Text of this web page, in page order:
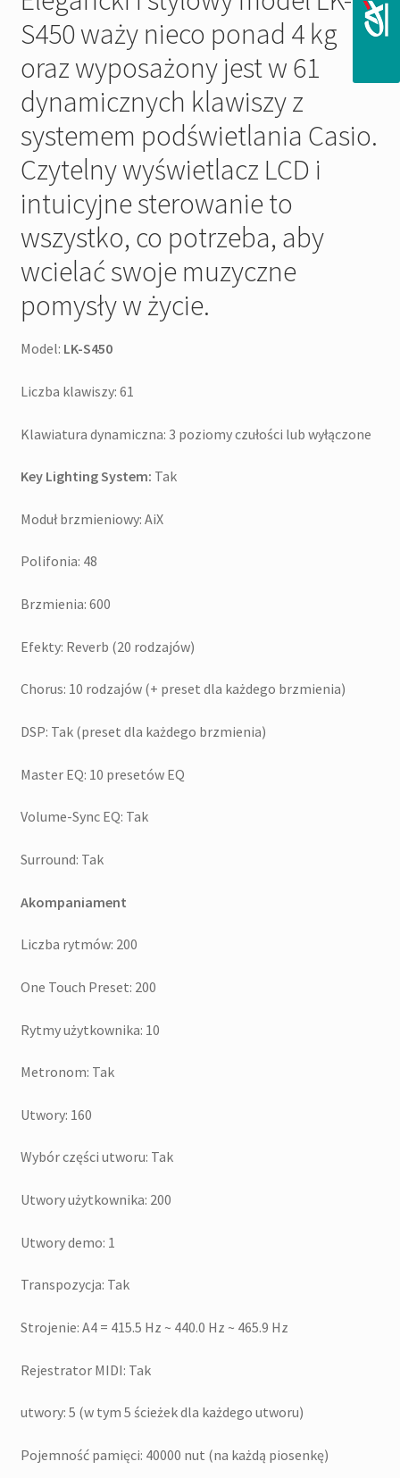
S450 waży nieco ponad 4 kg
oraz wyposażony jest w 61
dynamicznych klawiszy z
systemem podświetlania Casio.
Czytelny wyświetlacz LCD i
intuicyjne sterowanie to
wszystko, co potrzeba, aby
wcielać swoje muzyczne
pomysły w życie.
Model: LK-S450
Liczba klawiszy: 61
Klawiatura dynamiczna: 3 poziomy czułości lub wyłączone
Key Lighting System: Tak
Moduł brzmieniowy: AiX
Polifonia: 48
Brzmienia: 600
Efekty: Reverb (20 rodzajów)
Chorus: 10 rodzajów (+ preset dla każdego brzmienia)
DSP: Tak (preset dla każdego brzmienia)
Master EQ: 10 presetów EQ
Volume-Sync EQ: Tak
Surround: Tak
Akompaniament
Liczba rytmów: 200
One Touch Preset: 200
Rytmy użytkownika: 10
Metronom: Tak
Utwory: 160
Wybór części utworu: Tak
Utwory użytkownika: 200
Utwory demo: 1
Transpozycja: Tak
Strojenie: A4 = 415.5 Hz ~ 440.0 Hz ~ 465.9 Hz
Rejestrator MIDI: Tak
utwory: 5 (w tym 5 ścieżek dla każdego utworu)
Pojemność pamięci: 40000 nut (na każdą piosenkę)